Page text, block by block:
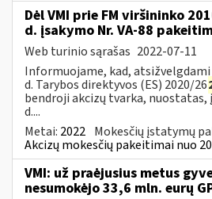
Dėl VMI prie FM viršininko
d. įsakymo Nr. VA-88
Web turinio sąrašas 2022-07-11
Informuojame, kad, atsižvelgdami
d. Tarybos direktyvos (ES) 2020/26
bendroji akcizų tvarka, nuostatas,
d....
Metai: 2022 Mokesčių įstatymų
Akcizų mokesčių pakeitimai nuo
VMI: už praėjusius metus
nesumokėjo 33,6 mln. eurų